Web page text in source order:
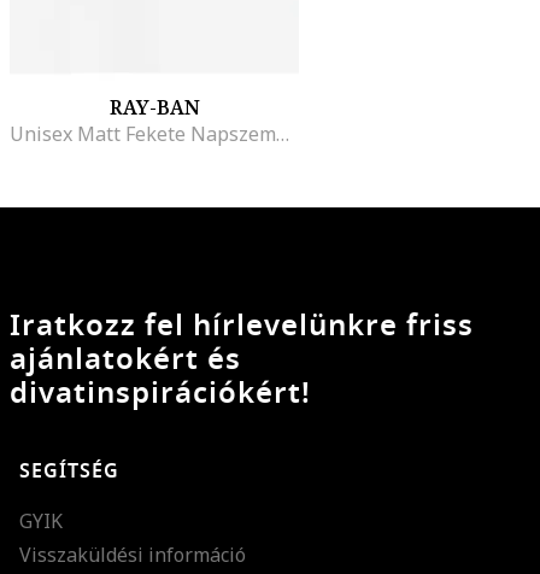
RAY-BAN
Unisex Matt Fekete Napszemüveg
Iratkozz fel hírlevelünkre friss
ajánlatokért és
divatinspirációkért!
SEGÍTSÉG
GYIK
Visszaküldési információ